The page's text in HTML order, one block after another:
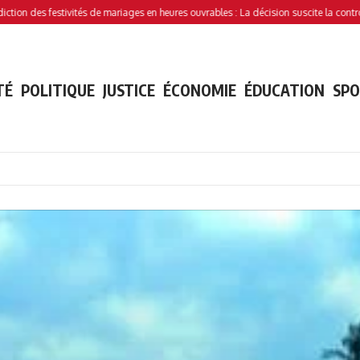
de mariages en heures ouvrables : La décision suscite la controverse
POLITIQUE JUSTICE ÉCONOMIE ÉDUCATION